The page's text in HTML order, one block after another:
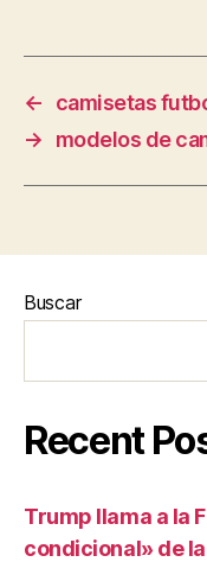
←
camisetas
→
modelos de
Buscar
Recent
Trump llama a la
condicional» de